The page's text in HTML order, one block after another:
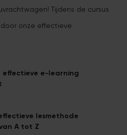
Tijdens de cursus
onze effectieve
effectieve e-learning
lesmethode
A tot Z